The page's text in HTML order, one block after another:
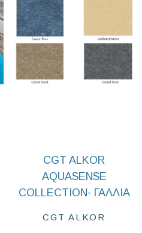
CGT ALKOR
AQUASENSE
COLLECTION- ΓΑΛΛΊΑ
CGT ALKOR